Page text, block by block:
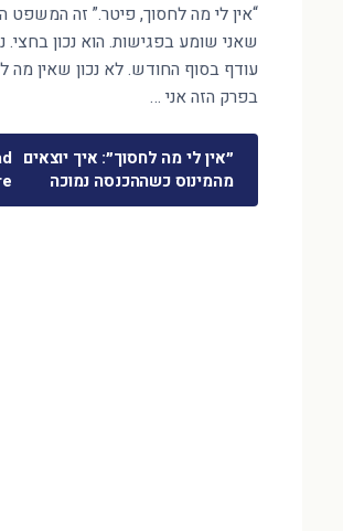
“אין לי מה לחסוך, פיטר.” זה המשפט
שאני שומע בפגישות. הוא נכון בחצי.
עודף בסוף החודש. לא נכון שאין מה
בפרק הזה אני …
״אין לי מה לחסוך״: איך יוצאים
מהמינוס כשההכנסה נמוכה
»